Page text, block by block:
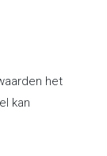
het
kan